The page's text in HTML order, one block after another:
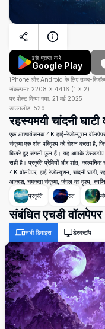
इसे प्राप्त करें
Google Play
iPhone और Android के लिए उच्च-
संकल्पना: 2208 × 4416 (1 × 2)
पर पोस्ट किया गया: 21 मई 2025
डाउनलोड: 529
रहस्यमयी चांदनी घाटी
एक आश्चर्यजनक 4K हाई-रेजोल्यूशन
चंद्रमा एक शांत परिदृश्य को रोशन करता है,
बिखरे हुए जंगली फूल हैं। यह आपके डेस्कटॉप
सही है। प्रकृति प्रेमियों और शांत, काल्पनिक
4K वॉलपेपर, हाई रेजोल्यूशन, चांदनी घाटी,
आकाश, चमकता चंद्रमा, जंगल का दृश्य,
प्रकृति
रात
संबंधित एचडी वॉलपेपर
सभी डिवाइस डेस्कटॉप